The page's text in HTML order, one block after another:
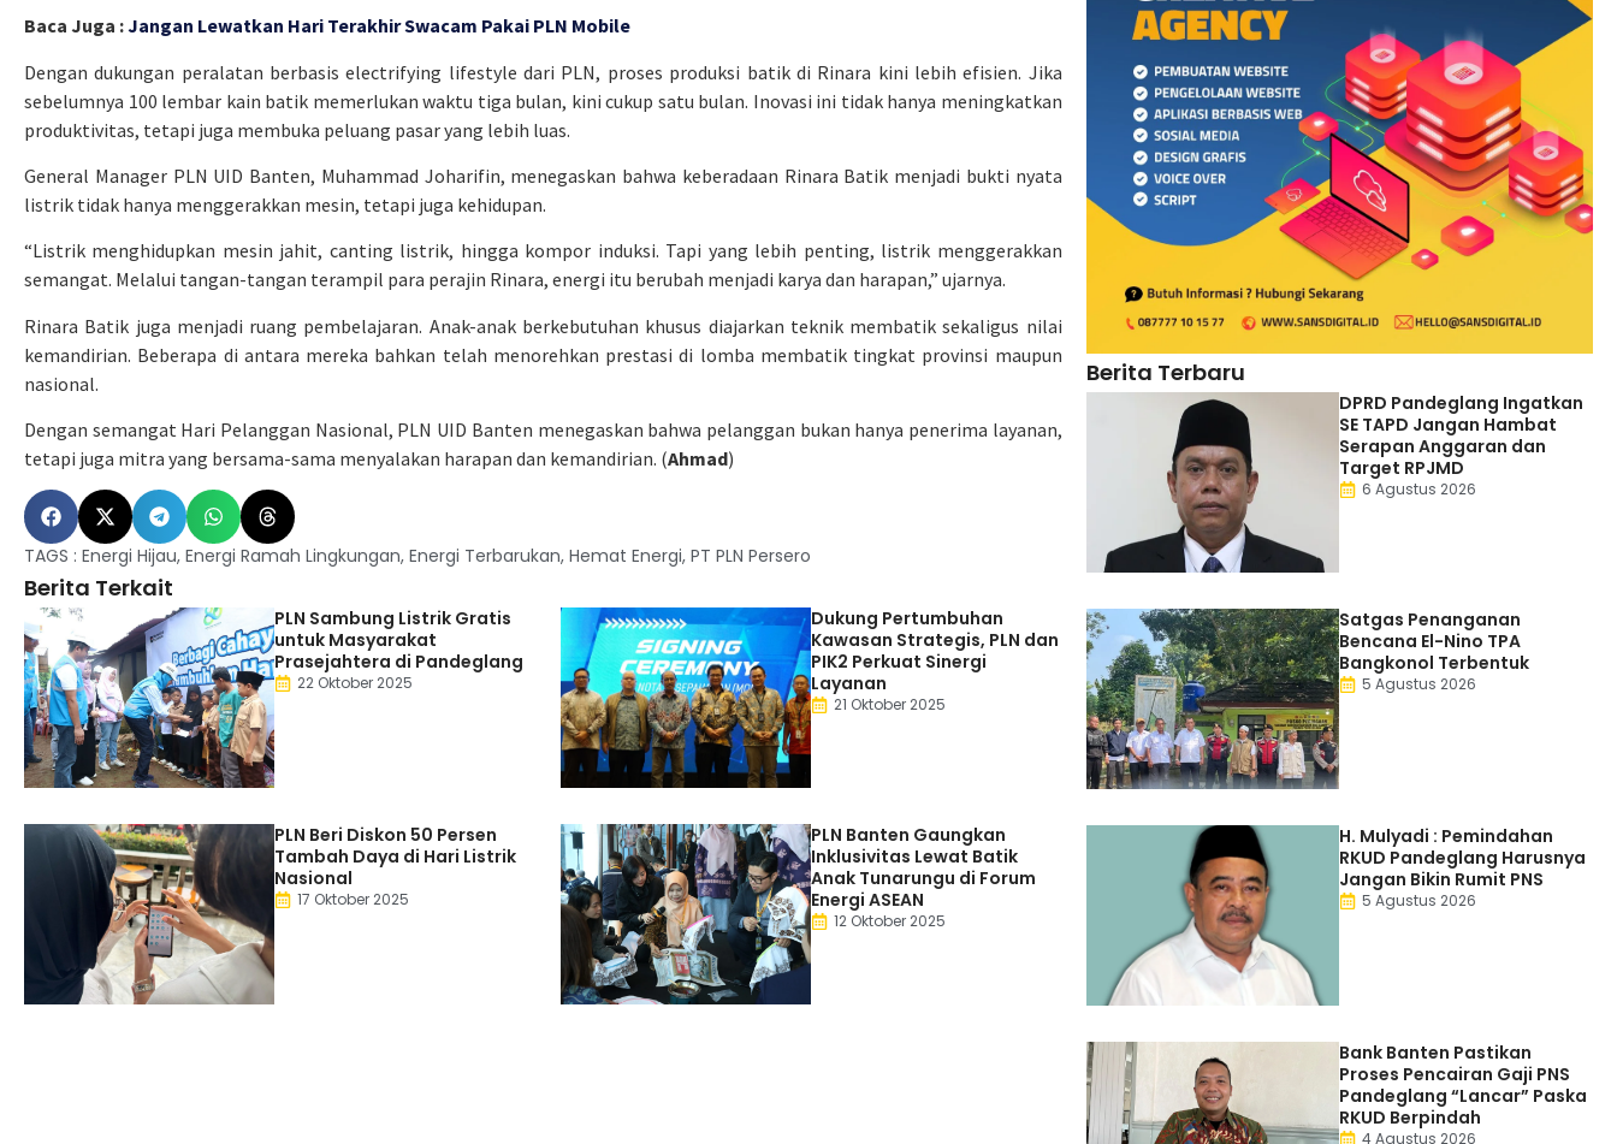
Baca Juga :Jangan Lewatkan Hari Terakhir Swacam Pakai PLN Mobile
Dengan dukungan peralatan berbasis electrifying lifestyle dari PLN, proses produksi batik di Rinara kini lebih efisien. Jika
sebelumnya 100 lembar kain batik memerlukan waktu tiga bulan, kini cukup satu bulan. Inovasi ini tidak hanya meningkatkan
produktivitas, tetapi juga membuka peluang pasar yang lebih luas.
General Manager PLN UID Banten, Muhammad Joharifin, menegaskan bahwa keberadaan Rinara Batik menjadi bukti nyata
listrik tidak hanya menggerakkan mesin, tetapi juga kehidupan.
“Listrik menghidupkan mesin jahit, canting listrik, hingga kompor induksi. Tapi yang lebih penting, listrik menggerakkan
semangat. Melalui tangan-tangan terampil para perajin Rinara, energi itu berubah menjadi karya dan harapan,” ujarnya.
Rinara Batik juga menjadi ruang pembelajaran. Anak-anak berkebutuhan khusus diajarkan teknik membatik sekaligus nilai
kemandirian. Beberapa di antara mereka bahkan telah menorehkan prestasi di lomba membatik tingkat provinsi maupun
nasional.
Dengan semangat Hari Pelanggan Nasional, PLN UID Banten menegaskan bahwa pelanggan bukan hanya penerima layanan,
tetapi juga mitra yang bersama-sama menyalakan harapan dan kemandirian. (Ahmad)
TAGS : Energi Hijau, Energi Ramah Lingkungan, Energi Terbarukan, Hemat Energi, PT PLN Persero
Berita Terkait
PLN Sambung Listrik Gratis
untuk Masyarakat
Prasejahtera di Pandeglang
22 Oktober 2025
Dukung Pertumbuhan
Kawasan Strategis, PLN dan
PIK2 Perkuat Sinergi
Layanan
21 Oktober 2025
PLN Beri Diskon 50 Persen
Tambah Daya di Hari Listrik
Nasional
17 Oktober 2025
PLN Banten Gaungkan
Inklusivitas Lewat Batik
Anak Tunarungu di Forum
Energi ASEAN
12 Oktober 2025
Berita Terbaru
DPRD Pandeglang Ingatkan
SE TAPD Jangan Hambat
Serapan Anggaran dan
Target RPJMD
6 Agustus 2026
Satgas Penanganan
Bencana El-Nino TPA
Bangkonol Terbentuk
5 Agustus 2026
H. Mulyadi : Pemindahan
RKUD Pandeglang Harusnya
Jangan Bikin Rumit PNS
5 Agustus 2026
Bank Banten Pastikan
Proses Pencairan Gaji PNS
Pandeglang “Lancar” Paska
RKUD Berpindah
4 Agustus 2026